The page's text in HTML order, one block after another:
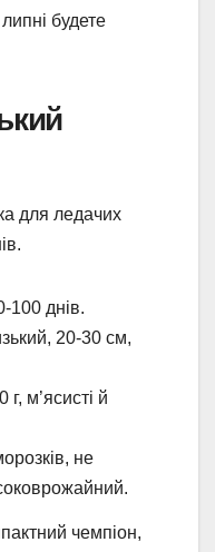
будете
для ледачих
100 днів.
20-30 см,
м’ясисті й
не
чемпіон,